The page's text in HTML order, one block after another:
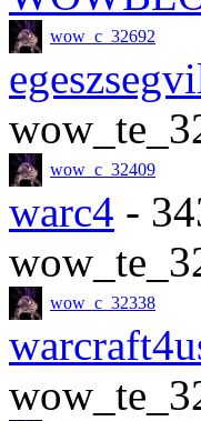
wow_c_32692
wow_c_32409
warc4 -
wow_c_32338